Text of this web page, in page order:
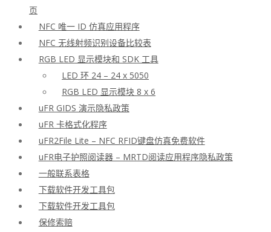
页
NFC 唯一 ID 仿真应用程序
NFC 无线射频识别设备比较表
RGB LED 显示模块和 SDK 工具
LED 环 24 – 24 x 5050
RGB LED 显示模块 8 x 6
uFR GIDS 演示隐私政策
uFR 卡格式化程序
uFR2File Lite – NFC RFID键盘仿真免费软件
uFR电子护照阅读器 – MRTD阅读应用程序隐私政策
一般联系表格
下载软件开发工具包
下载软件开发工具包
保修索赔